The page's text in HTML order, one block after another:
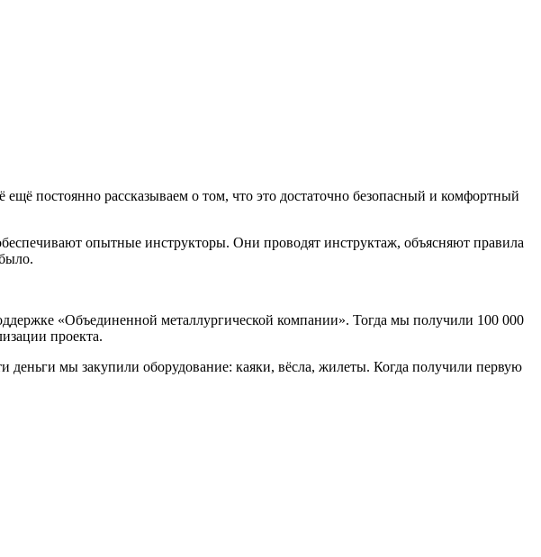
постоянно рассказываем о том, что это достаточно безопасный и комфортный
опытные инструкторы. Они проводят инструктаж, объясняют правила
«Объединенной металлургической компании». Тогда мы получили 100 000
проекта.
мы закупили оборудование: каяки, вёсла, жилеты. Когда получили первую